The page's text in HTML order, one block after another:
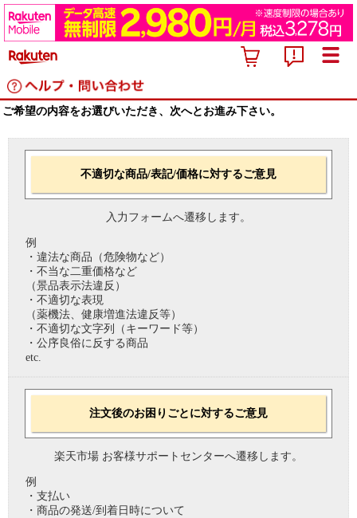
ご希望の内容をお選びいただき、次へとお進み下さい。
不適切な商品/表記/価格に対するご意見
入力フォームへ遷移します。
例
・違法な商品（危険物など）
・不当な二重価格など
（景品表示法違反）
・不適切な表現
（薬機法、健康増進法違反等）
・不適切な文字列（キーワード等）
・公序良俗に反する商品
etc.
注文後のお困りごとに対するご意見
楽天市場 お客様サポートセンターへ遷移します。
例
・支払い
・商品の発送/到着日時について